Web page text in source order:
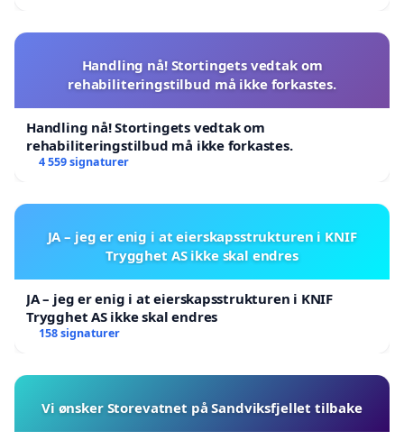
Handling nå! Stortingets vedtak om
rehabiliteringstilbud må ikke forkastes.
Handling nå! Stortingets vedtak om
rehabiliteringstilbud må ikke forkastes.
4 559 signaturer
JA – jeg er enig i at eierskapsstrukturen i KNIF
Trygghet AS ikke skal endres
JA – jeg er enig i at eierskapsstrukturen i KNIF
Trygghet AS ikke skal endres
158 signaturer
Vi ønsker Storevatnet på Sandviksfjellet tilbake